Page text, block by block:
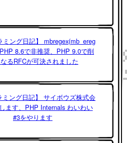
ミング日記】 mbregex(mb_ereg
8.6で非推奨、PHP 9.0で削
るRFCが可決されました
ミング日記】 サイボウズ株式会
ます、PHP Internals わいわい
#3をやります